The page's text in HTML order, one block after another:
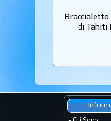
Braccialetto
di Tahiti